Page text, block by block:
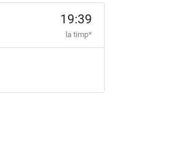
19:39
la timp*